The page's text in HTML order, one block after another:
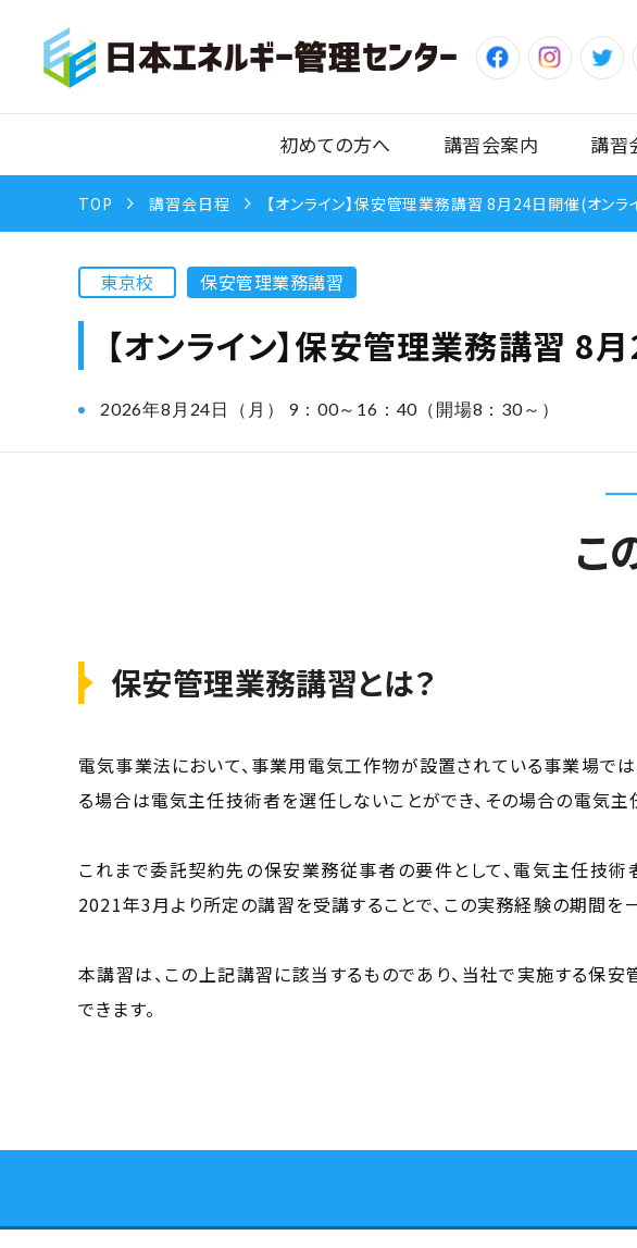
初めての方へ 講習会案内 講習
TOP 講習会日程 【オンライン】保安管理業務講習 8月24日開催(オン
東京校 保安管理業務講習
【オンライン】保安管理業務講習
2026年8月24日（月） 9：00～16：40（開場8：30～）
こ
保安管理業務講習とは？
電気事業法において、事業用電気工作物が設置されている事業場で
る場合は電気主任技術者を選任しないことができ、その場合の電気
これまで委託契約先の保安業務従事者の要件として、電気主任技
2021年3月より所定の講習を受講することで、この実務経験の期間を
本講習は、この上記講習に該当するものであり、当社で実施する保
できます。